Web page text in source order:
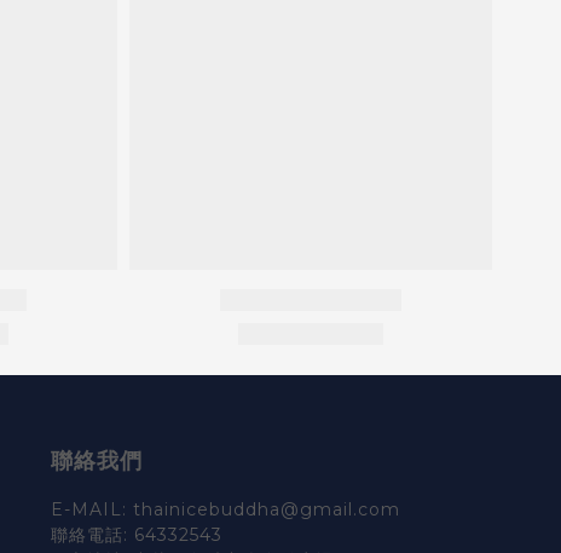
聯絡我們
E-MAIL: thainicebuddha@gmail.com
聯絡電話: 64332543